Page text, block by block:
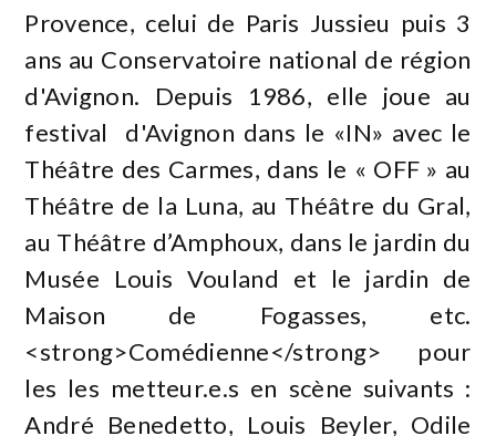
Provence, celui de Paris Jussieu puis 3
ans au Conservatoire national de région
d'Avignon. Depuis 1986, elle joue au
festival d'Avignon dans le «IN» avec le
Théâtre des Carmes, dans le « OFF » au
Théâtre de la Luna, au Théâtre du Gral,
au Théâtre d’Amphoux, dans le jardin du
Musée Louis Vouland et le jardin de
Maison de Fogasses, etc.
<strong>Comédienne</strong> pour
les les metteur.e.s en scène suivants :
André Benedetto, Louis Beyler, Odile